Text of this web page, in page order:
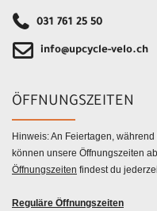
031 761 25 50
info@upcycle-velo.ch
ÖFFNUNGSZEITEN
Hinweis: An Feiertagen,
können unsere Öffnungszeiten
Öffnungszeiten findest du
Reguläre Öffnungszeiten